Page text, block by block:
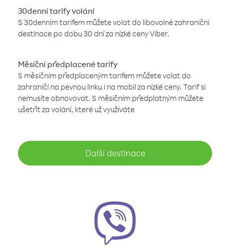
30denní tarify volání
S 30denním tarifem můžete volat do libovolné zahraniční
destinace po dobu 30 dní za nízké ceny Viber.
Měsíční předplacené tarify
S měsíčním předplaceným tarifem můžete volat do
zahraničí na pevnou linku i na mobil za nízké ceny. Tarif si
nemusíte obnovovat. S měsíčním předplatným můžete
ušetřit za volání, které už využíváte
Další destinace